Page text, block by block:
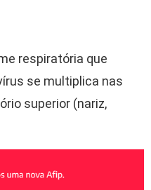
respiratória que
se multiplica nas
superior (nariz,